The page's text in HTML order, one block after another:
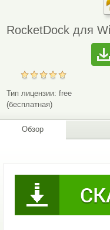
RocketDock для
Тип лицензии: free
(бесплатная)
Обзор